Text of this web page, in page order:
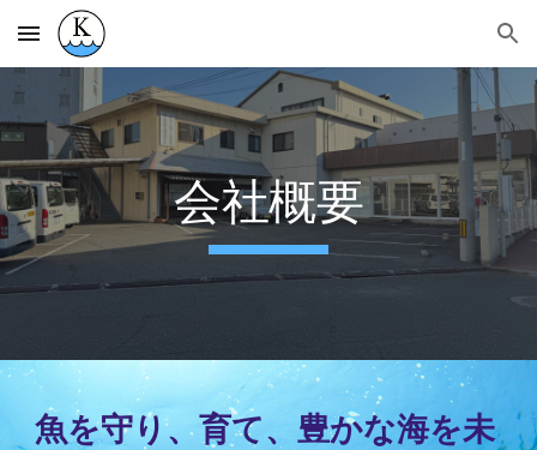
Skip to main content Skip to navigation
会社概要
魚を守り、育て、豊かな海を未